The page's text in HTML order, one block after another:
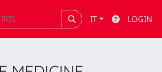
IT LOGIN